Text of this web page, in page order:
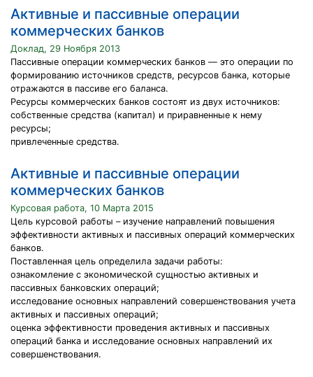
Активные и пассивные операции
коммерческих банков
Доклад, 29 Ноября 2013
Пассивные операции коммерческих банков — это операции по
формированию источников средств, ресурсов банка, которые
отража­ются в пассиве его баланса.
Ресурсы коммерческих банков состоят из двух источников:
собственные средства (капитал) и приравненные к нему
ресурсы;
привлеченные средства.
Активные и пассивные операции
коммерческих банков
Курсовая работа, 10 Марта 2015
Цель курсовой работы – изучение направлений повышения
эффективности активных и пассивных операций коммерческих
банков.
Поставленная цель определила задачи работы:
ознакомление с экономической сущностью активных и
пассивных банковских операций;
исследование основных направлений совершенствования учета
активных и пассивных операций;
оценка эффективности проведения активных и пассивных
операций банка и исследование основных направлений их
совершенствования.